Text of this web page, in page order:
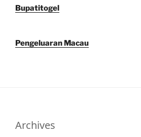
Bupatitogel
Pengeluaran Macau
Archives